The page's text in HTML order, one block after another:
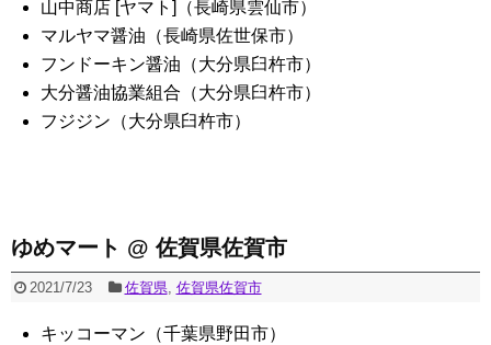
山中商店 [ヤマト]（長崎県雲仙市）
マルヤマ醤油（長崎県佐世保市）
フンドーキン醤油（大分県臼杵市）
大分醤油協業組合（大分県臼杵市）
フジジン（大分県臼杵市）
ゆめマート @ 佐賀県佐賀市
2021/7/23 佐賀県, 佐賀県佐賀市
キッコーマン（千葉県野田市）